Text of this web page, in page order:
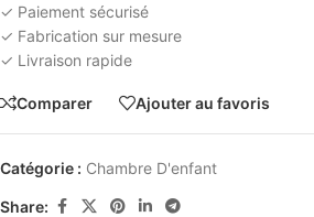
✓ Paiement sécurisé
✓ Fabrication sur mesure
✓ Livraison rapide
Comparer Ajouter au favoris
Catégorie : Chambre D'enfant
Share: